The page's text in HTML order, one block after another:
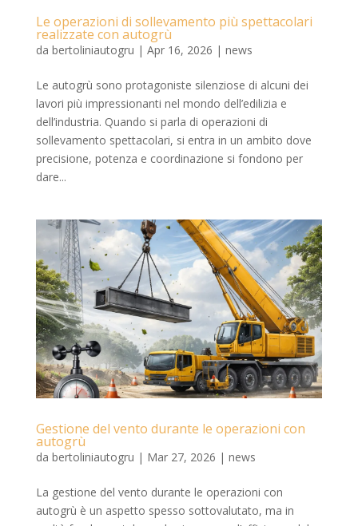
Le operazioni di sollevamento più spettacolari
realizzate con autogrù
da bertoliniautogru | Apr 16, 2026 | news
Le autogrù sono protagoniste silenziose di alcuni dei
lavori più impressionanti nel mondo dell’edilizia e
dell’industria. Quando si parla di operazioni di
sollevamento spettacolari, si entra in un ambito dove
precisione, potenza e coordinazione si fondono per
dare...
Gestione del vento durante le operazioni con
autogrù
da bertoliniautogru | Mar 27, 2026 | news
La gestione del vento durante le operazioni con
autogrù è un aspetto spesso sottovalutato, ma in